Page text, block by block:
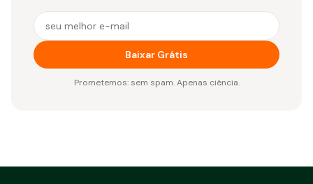
E-mail para receber o e-book gratuito
Baixar Grátis
Prometemos: sem spam. Apenas ciência.